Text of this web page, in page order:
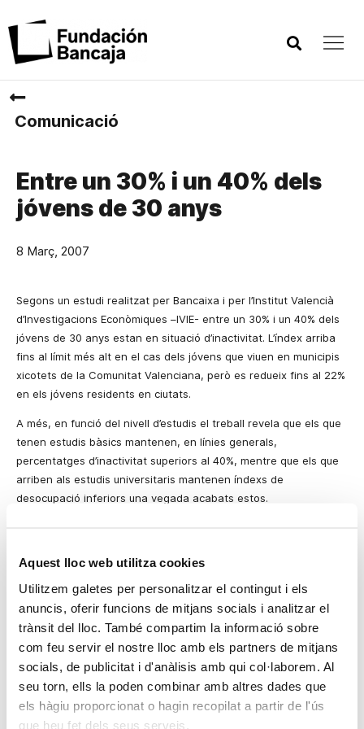
Aquest lloc web utilitza cookies
Utilitzem galetes per personalitzar el contingut i els
anuncis, oferir funcions de mitjans socials i analitzar el
trànsit del lloc. També compartim la informació sobre
com feu servir el nostre lloc amb els partners de mitjans
socials, de publicitat i d'anàlisis amb qui col·laborem. Al
seu torn, ells la poden combinar amb altres dades que
els hàgiu proporcionat o hagin recopilat a partir de l'ús
que heu fet dels seus serveis.
Comunicació
Entre un 30% i un 40% dels
jóvens de 30 anys
8 Març, 2007
Segons un estudi realitzat per Bancaixa i per l’Institut Valencià
d’Investigacions Econòmiques –IVIE- entre un 30% i un 40% dels
jóvens de 30 anys estan en situació d’inactivitat. L’índex arriba
fins al límit més alt en el cas dels jóvens que viuen en municipis
xicotets de la Comunitat Valenciana, però es redueix fins al 22%
en els jóvens residents en ciutats.
A més, en funció del nivell d’estudis el treball revela que els que
tenen estudis bàsics mantenen, en línies generals,
percentatges d’inactivitat superiors al 40%, mentre que els que
arriben als estudis universitaris mantenen índexs de
desocupació inferiors una vegada acabats estos.
jóvens que realitza ambdós activitats simultàniament s’aproxima
al 30% entre els que tenen de 20 a 23 anys, la franja d’edat en
què este fenomen es produeix amb més freqüència. El
percentatge decreix a mesura que augmentem la variable de
La grandària de la població on es resideix també influeix en el
percentatge d’escolarització i l’edat de començar a treballar.
D’esta manera, segons l’observatori de la Inserció Laboral
Bancaixa-IVIE, els jóvens que viuen en les ciutats xicotetes